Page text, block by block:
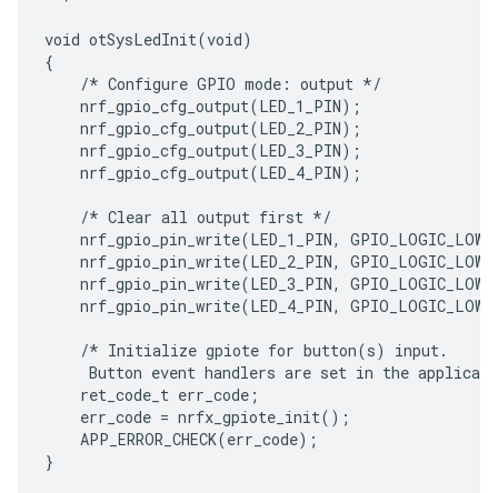
void otSysLedInit(void)
{
    /* Configure GPIO mode: output */
    nrf_gpio_cfg_output(LED_1_PIN);
    nrf_gpio_cfg_output(LED_2_PIN);
    nrf_gpio_cfg_output(LED_3_PIN);
    nrf_gpio_cfg_output(LED_4_PIN);
    /* Clear all output first */
nrf_gpio_pin_write(LED_1_PIN,
nrf_gpio_pin_write(LED_2_PIN,
nrf_gpio_pin_write(LED_3_PIN,
nrf_gpio_pin_write(LED_4_PIN,
    /* Initialize gpiote for button(s) input.
Button event handlers are set in the
    ret_code_t err_code;
    err_code = nrfx_gpiote_init();
    APP_ERROR_CHECK(err_code);